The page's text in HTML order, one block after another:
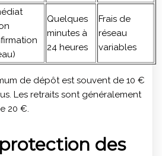
Quelques
minutes à
24 heures
Frais de
réseau
variables
de dépôt est souvent de 10 €
Les retraits sont généralement
20 €.
des